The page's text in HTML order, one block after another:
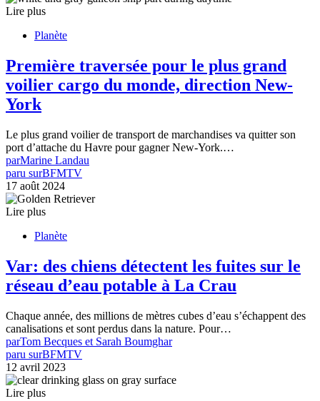
Lire plus
Planète
Première traversée pour le plus grand
voilier cargo du monde, direction New-
York
Le plus grand voilier de transport de marchandises va quitter son
port d’attache du Havre pour gagner New-York.…
parMarine Landau
paru surBFMTV
17 août 2024
Lire plus
Planète
Var: des chiens détectent les fuites sur le
réseau d’eau potable à La Crau
Chaque année, des millions de mètres cubes d’eau s’échappent des
canalisations et sont perdus dans la nature. Pour…
parTom Becques et Sarah Boumghar
paru surBFMTV
12 avril 2023
Lire plus